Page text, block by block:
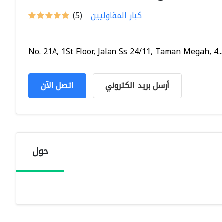
(5) كبار المقاوليين
No. 21A, 1St Floor, Jalan Ss 24/11, Taman Megah, 4...
اتصل الآن أرسل بريد الكتروني
حول